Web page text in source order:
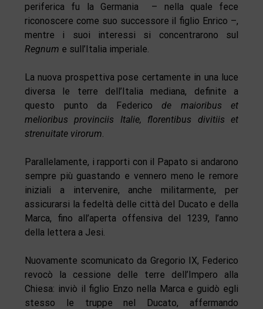
periferica fu la Germania – nella quale fece
riconoscere come suo successore il figlio Enrico –,
mentre i suoi interessi si concentrarono sul
Regnum e sull’Italia imperiale.
La nuova prospettiva pose certamente in una luce
diversa le terre dell’Italia mediana, definite a
questo punto da Federico de maioribus et
melioribus provinciis Italie, florentibus divitiis et
strenuitate virorum.
Parallelamente, i rapporti con il Papato si andarono
sempre più guastando e vennero meno le remore
iniziali a intervenire, anche militarmente, per
assicurarsi la fedeltà delle città del Ducato e della
Marca, fino all’aperta offensiva del 1239, l’anno
della lettera a Jesi.
Nuovamente scomunicato da Gregorio IX, Federico
revocò la cessione delle terre dell’Impero alla
Chiesa: inviò il figlio Enzo nella Marca e guidò egli
stesso le truppe nel Ducato, affermando